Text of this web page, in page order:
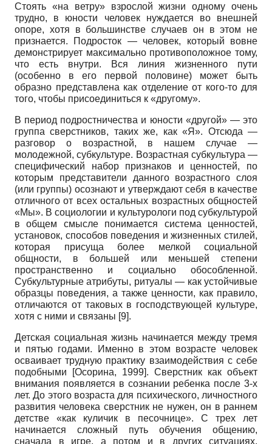
Стоять «на ветру» взрослой жизни одному очень
трудно, в юности человек нуждается во внешней
опоре, хотя в большинстве случаев он в этом не
признается. Подросток — человек, который вовне
демонстрирует максимально противоположное тому,
что есть внутри. Вся линия жизненного пути
(особенно в его первой половине) может быть
образно представлена как отделение от кого-то для
того, чтобы присоединиться к «другому».
В период подростничества и юности «другой» — это
группа сверстников, таких же, как «Я». Отсюда —
разговор о возрастной, в нашем случае —
молодежной, субкультуре. Возрастная субкультура —
специфический набор признаков и ценностей, по
которым представители данного возрастного слоя
(или группы) осознают и утверждают себя в качестве
отличного от всех остальных возрастных общностей
«Мы». В социологии и культурологи под субкультурой
в общем смысле понимается система ценностей,
установок, способов поведения и жизненных стилей,
которая присуща более мелкой социальной
общности, в большей или меньшей степени
пространственно и социально обособленной.
Субкультурные атрибуты, ритуалы — как устойчивые
образцы поведения, а также ценности, как правило,
отличаются от таковых в господствующей культуре,
хотя с ними и связаны [9].
Детская социальная жизнь начинается между тремя
и пятью годами. Именно в этом возрасте человек
осваивает трудную практику взаимодействия с себе
подобными
[Осорина, 1999]. Сверстник как объект
внимания появляется в сознании ребенка после 3-х
лет. До этого возраста для психического, личностного
развития человека сверстник не нужен, он в раннем
детстве «как куличик в песочнице». С трех лет
начинается сложный путь обучения общению,
сначала в игре, а потом и в других ситуациях.